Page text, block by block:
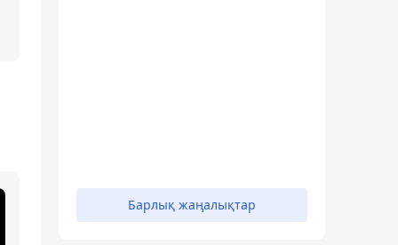
Барлық жаңалықтар